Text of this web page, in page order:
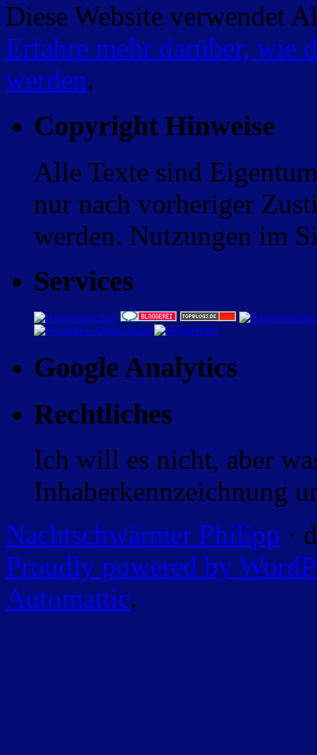
Diese Website verwendet
Erfahre mehr darüber, wie
werden.
Copyright Hinweise
Alle Texte sind
nur nach vorheriger
werden. Nutzungen im
Services
Google Analytics
Rechtliches
Ich will es nicht, aber
Inhaberkennzeichnung
Nachtschwärmer Philipp ·
Proudly powered by
Automattic.